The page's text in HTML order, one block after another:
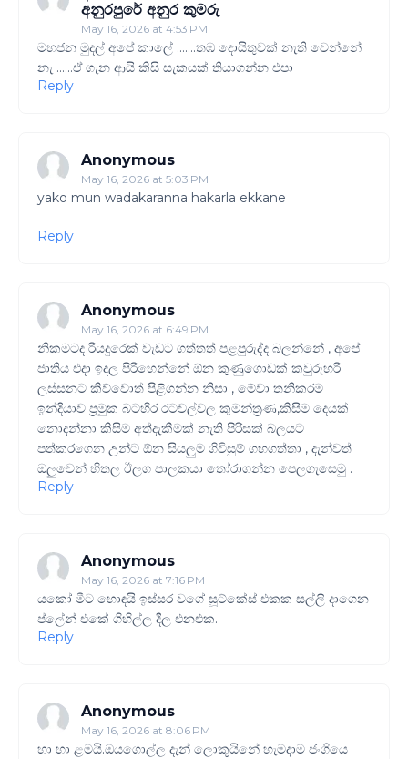
අනුරපුරේ අනුර කුමරු
May 16, 2026 at 4:53 PM
මහජන මුදල් අපේ කාලේ .......තඹ දොයිතුවක් නැති වෙන්නේ
නැ ......ඒ ගැන ආයි කිසි සැකයක් තියාගන්න එපා
Reply
Anonymous
May 16, 2026 at 5:03 PM
yako mun wadakaranna hakarla ekkane
Reply
Anonymous
May 16, 2026 at 6:49 PM
නිකමටද රියදුරෙක් වැඩට ගත්තත් පළපුරුද්ද බලන්නේ , අපේ
ජාතිය එදා ඉදල පිරිහෙන්නේ ඕන කුණුගොඩක් කවුරුහරි
ලස්සනට කිව්වොත් පිළිගන්න නිසා , මේවා තනිකරම
ඉන්දියාව ප්‍රමුක බටහිර රටවල්වල කුමන්ත්‍රණ,කිසිම දෙයක්
නොදන්නා කිසිම අත්දැකීමක් නැති පිරිසක් බලයට
පත්කරගෙන උන්ට ඕන සියලුම ගිවිසුම් ගහගත්තා , දැන්වත්
ඔලුවෙන් හිතල ඊලග පාලකයා තෝරාගන්න පෙලගැසෙමු .
Reply
Anonymous
May 16, 2026 at 7:16 PM
යකෝ මීට හොඳයි ඉස්සර වගේ සූට්කේස් එකක සල්ලි දාගෙන
ප්ලේන් එකේ ගිහිල්ල දීල එනඑක.
Reply
Anonymous
May 16, 2026 at 8:06 PM
හා හා ළමයි.ඔයගොල්ල දැන් ලොකූයිනේ හැමදාම ජංගියෙ